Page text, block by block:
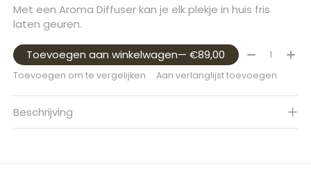
Met een Aroma Diffuser kan je elk plekje in huis fris
laten geuren.
Toevoegen aan winkelwagen — €89,00 Aantal:
Toevoegen om te vergelijken Aan verlanglijst toevoegen
Beschrijving